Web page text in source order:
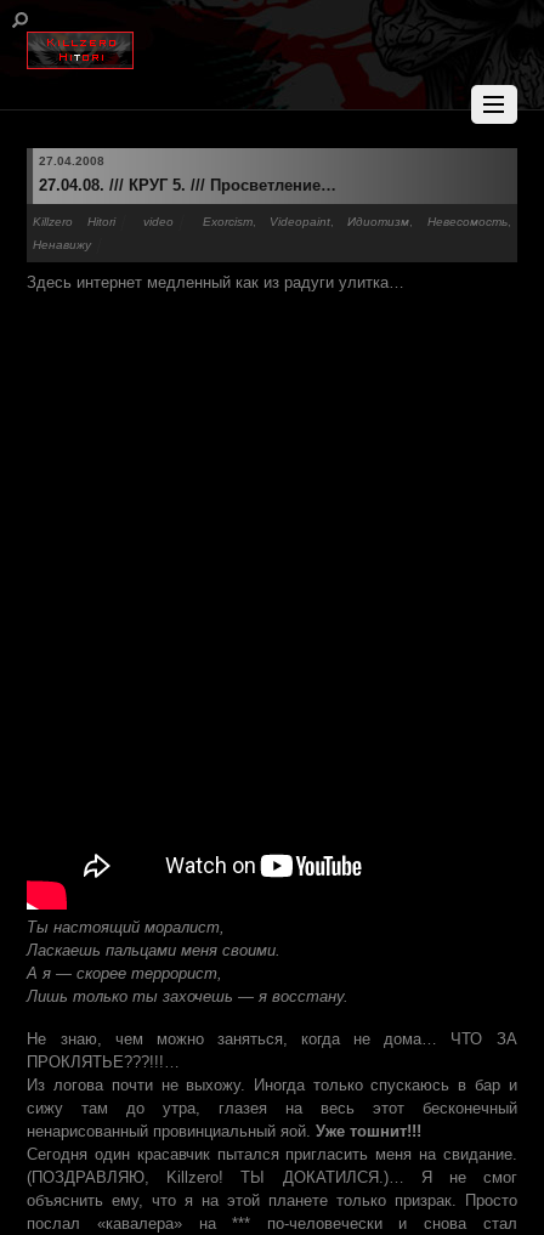
27.04.2008
27.04.08. /// КРУГ 5. /// Просветление…
Killzero Hitori video Exorcism Videopaint ,Идиотизм Невесомость,
Ненавижу
Здесь интернет медленный как из радуги улитка…
Ты настоящий моралист,
Ласкаешь пальцами меня своими.
А я — скорее террорист,
Лишь только ты захочешь — я восстану.
Не знаю, чем можно заняться, когда не дома… ЧТО ЗА
ПРОКЛЯТЬЕ???!!!…
Из логова почти не выхожу. Иногда только спускаюсь в бар и
сижу там до утра, глазея на весь этот бесконечный
ненарисованный провинциальный яой.Уже тошнит!!!
Сегодня один красавчик пытался пригласить меня на свидание.
(ПОЗДРАВЛЯЮ, Killzero! ТЫ ДОКАТИЛСЯ.)… Я не смог
объяснить ему, что я на этой планете только призрак. Просто
послал «кавалера» на *** по-человечески и снова стал